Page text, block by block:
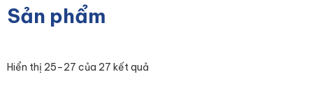
Sản phẩm
Hiển thị 25–27 của 27 kết quả